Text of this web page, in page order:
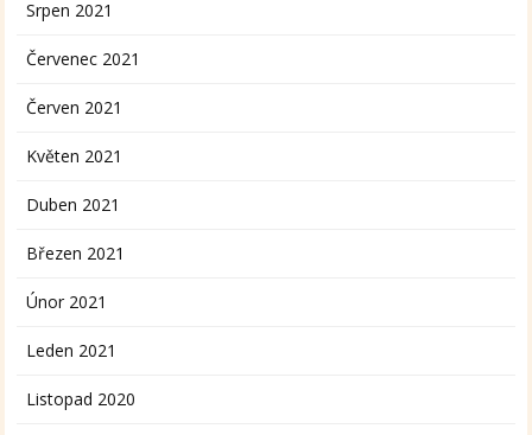
Srpen 2021
Červenec 2021
Červen 2021
Květen 2021
Duben 2021
Březen 2021
Únor 2021
Leden 2021
Listopad 2020